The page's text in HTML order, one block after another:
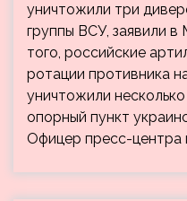
уничтожили три
группы ВСУ, заявили
того, российские
ротации противника
уничтожили
опорный пункт
Офицер пресс-центра